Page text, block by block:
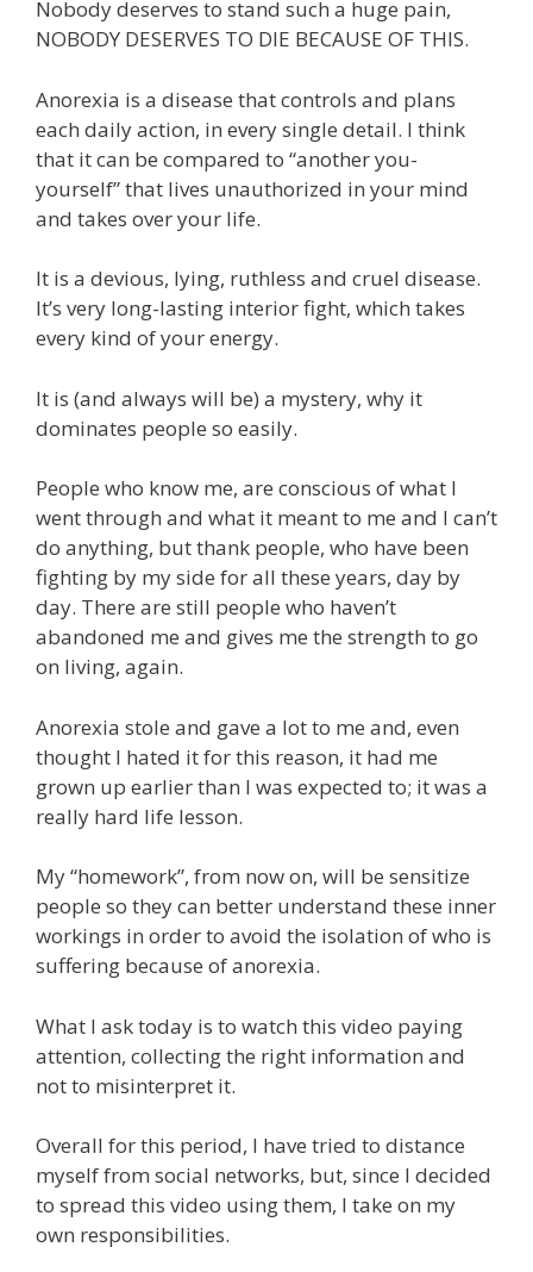
Nobody deserves to stand such a huge pain,
NOBODY DESERVES TO DIE BECAUSE OF THIS.
Anorexia is a disease that controls and plans
each daily action, in every single detail. I think
that it can be compared to “another you-
yourself” that lives unauthorized in your mind
and takes over your life.
It is a devious, lying, ruthless and cruel disease.
It’s very long-lasting interior fight, which takes
every kind of your energy.
It is (and always will be) a mystery, why it
dominates people so easily.
People who know me, are conscious of what I
went through and what it meant to me and I can’t
do anything, but thank people, who have been
fighting by my side for all these years, day by
day. There are still people who haven’t
abandoned me and gives me the strength to go
on living, again.
Anorexia stole and gave a lot to me and, even
thought I hated it for this reason, it had me
grown up earlier than I was expected to; it was a
really hard life lesson.
My “homework”, from now on, will be sensitize
people so they can better understand these inner
workings in order to avoid the isolation of who is
suffering because of anorexia.
What I ask today is to watch this video paying
attention, collecting the right information and
not to misinterpret it.
Overall for this period, I have tried to distance
myself from social networks, but, since I decided
to spread this video using them, I take on my
own responsibilities.